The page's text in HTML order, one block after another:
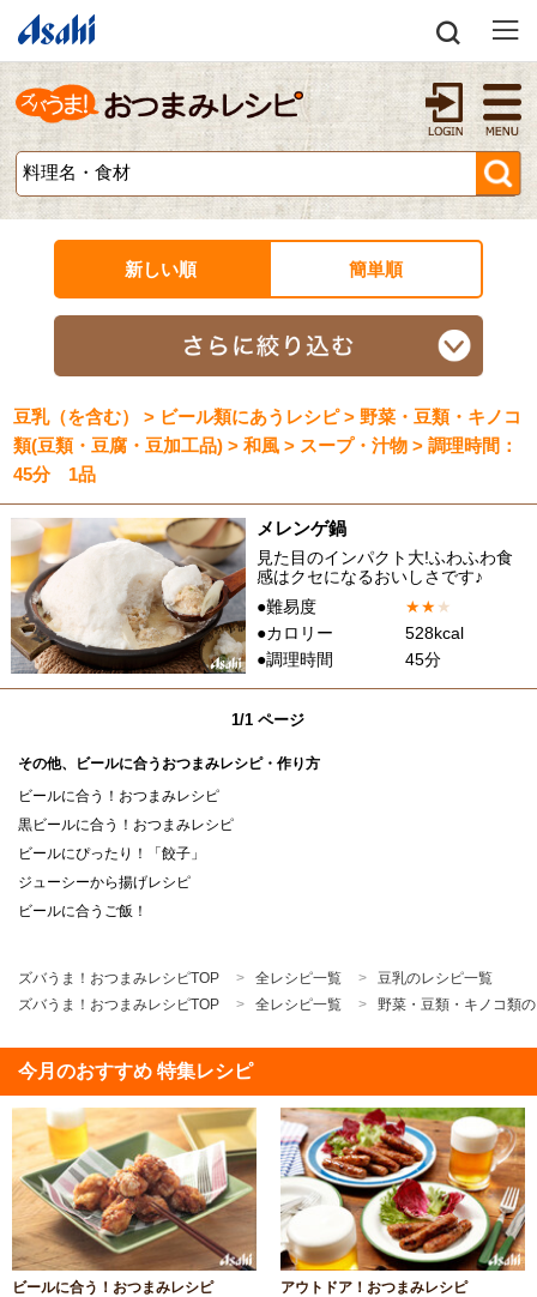
新しい順 簡単順
豆乳（を含む） > ビール類にあうレシピ > 野菜・豆類・キノコ
類(豆類・豆腐・豆加工品) > 和風 > スープ・汁物 > 調理時間：
45分 1品
メレンゲ鍋
見た目のインパクト大!ふわふわ食
感はクセになるおいしさです♪
●難易度
★★★
●カロリー
528kcal
●調理時間
45分
1/1 ページ
その他、ビールに合うおつまみレシピ・作り方
ビールに合う！おつまみレシピ
黒ビールに合う！おつまみレシピ
ビールにぴったり！「餃子」
ジューシーから揚げレシピ
ビールに合うご飯！
ズバうま！おつまみレシピTOP 全レシピ一覧
豆乳のレシピ一覧
ズバうま！おつまみレシピTOP
全レシピ一覧 野菜・豆類・キノコ類
今月のおすすめ 特集レシピ
ビールに合う！おつまみレシピ アウトドア！おつまみレシピ